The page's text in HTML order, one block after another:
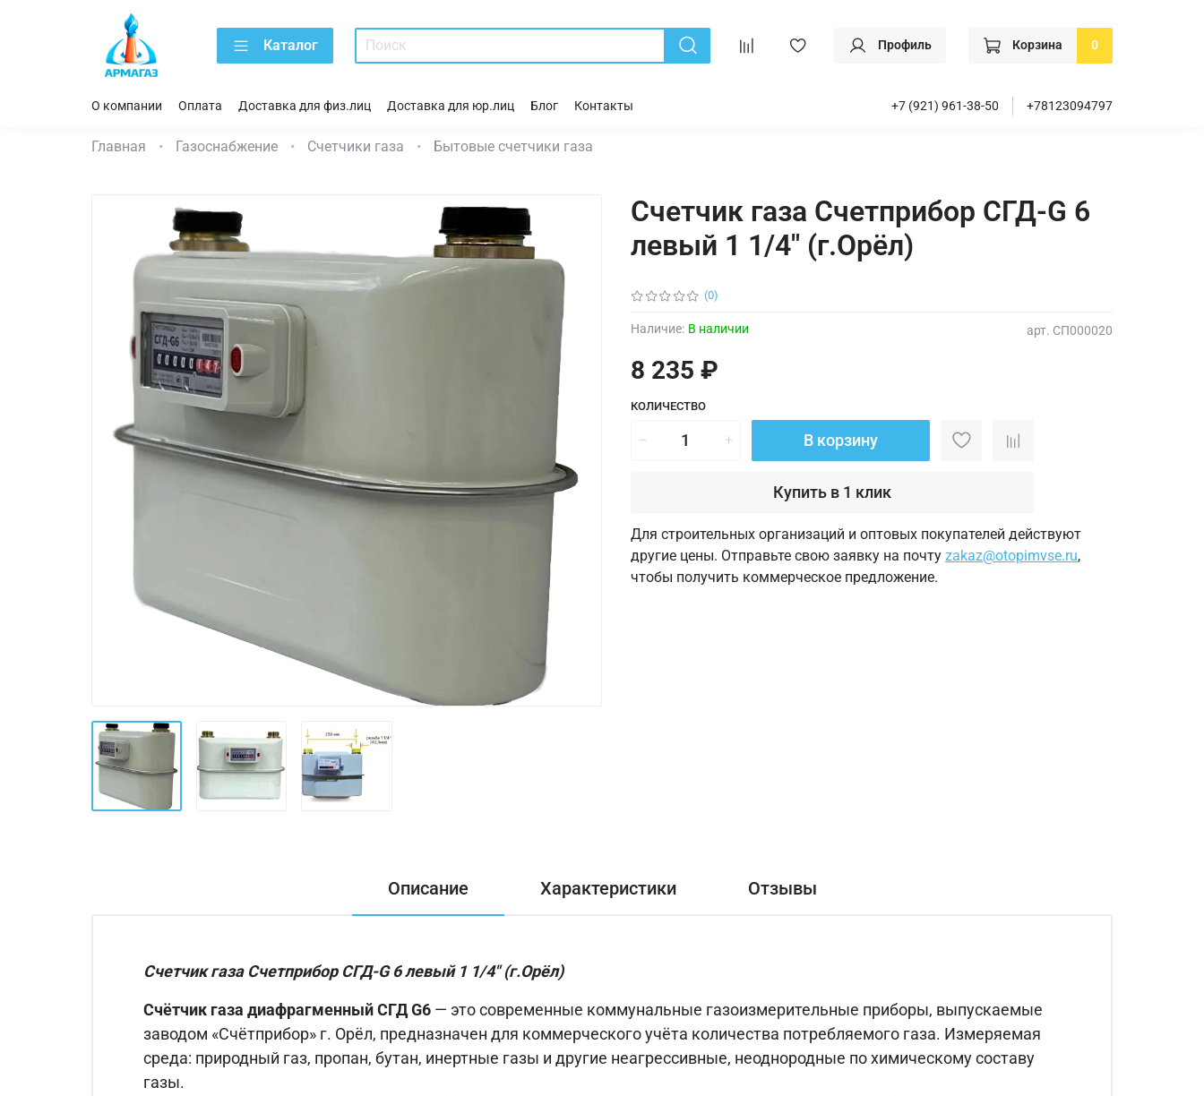
Каталог Профиль Корзина 0
О компании Оплата Доставка для физ.лиц Доставка для юр.лиц Блог Контакты +7 (921) 961-38-50 +78123094797
Главная Газоснабжение Счетчики газа Бытовые счетчики газа
(0)
арт. СП000020
Наличие: В наличии
Счетчик газа Счетприбор СГД-G 6
левый 1 1/4" (г.Орёл)
8 235 ₽
КОЛИЧЕСТВО
В корзину
Купить в 1 клик
Для строительных организаций и оптовых покупателей действуют
другие цены. Отправьте свою заявку на почту zakaz@otopimvse.ru,
чтобы получить коммерческое предложение.
Описание Характеристики Отзывы
Счетчик газа Счетприбор СГД-G 6 левый 1 1/4" (г.Орёл)
Счётчик газа диафрагменный СГД G6 — это современные коммунальные газоизмерительные приборы, выпускаемые
заводом «Счётприбор» г. Орёл, предназначен для коммерческого учёта количества потребляемого газа. Измеряемая
среда: природный газ, пропан, бутан, инертные газы и другие неагрессивные, неоднородные по химическому составу
газы.